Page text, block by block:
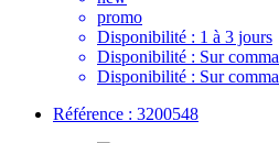
promo
Disponibilité : 1 à 3 jours
Disponibilité : Sur
Disponibilité : Sur
Référence : 3200548